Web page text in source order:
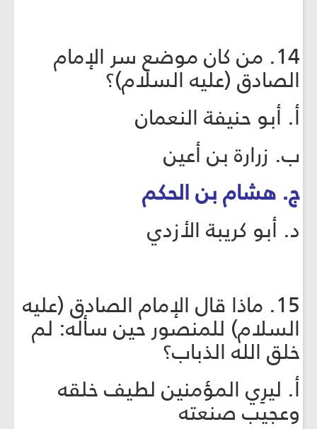
14. من كان موضع سر الإمام
الصادق (عليه السلام)؟
أ. أبو حنيفة النعمان
ب. زرارة بن أعين
ج. هشام بن الحكم
د. أبو كريبة الأزدي
15. ماذا قال الإمام الصادق (عليه
السلام) للمنصور حين سأله: لم
خلق الله الذباب؟
أ. ليرِي المؤمنين لطيف خلقه
وعجيب صنعته